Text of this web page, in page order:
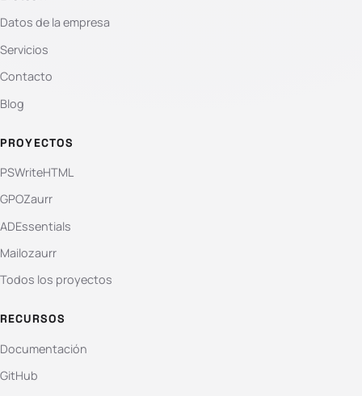
Datos de la empresa
Servicios
Contacto
Blog
PROYECTOS
PSWriteHTML
GPOZaurr
ADEssentials
Mailozaurr
Todos los proyectos
RECURSOS
Documentación
GitHub